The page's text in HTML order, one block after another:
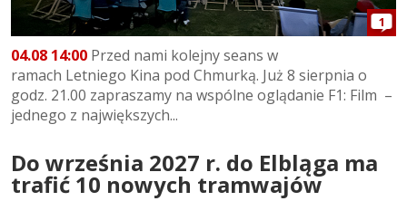
1
04.08 14:00 Przed nami kolejny seans w
ramach Letniego Kina pod Chmurką. Już 8 sierpnia o
godz. 21.00 zapraszamy na wspólne oglądanie F1: Film –
jednego z największych...
Do września 2027 r. do Elbląga ma
trafić 10 nowych tramwajów